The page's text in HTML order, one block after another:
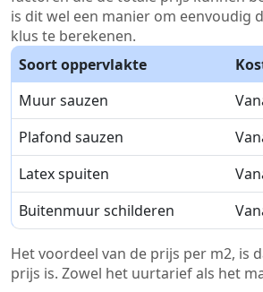
is dit wel een manier om eenvoudig
klus te berekenen.
Soort oppervlakte
Muur sauzen
Plafond sauzen
Latex spuiten
Buitenmuur schilderen
Het voordeel van de prijs per m2, is
prijs is. Zowel het uurtarief als het